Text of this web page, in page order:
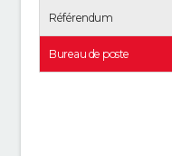
Référendum
Bureau de poste